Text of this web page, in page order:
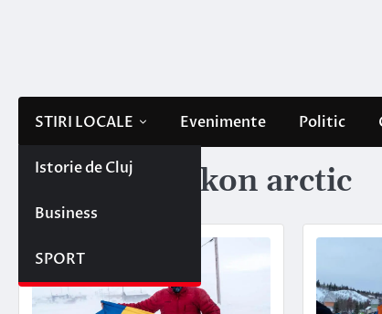
STIRI LOCALE
Istorie de Cluj
Business
SPORT
Evenimente Politic
Etichetă: yukon arctic